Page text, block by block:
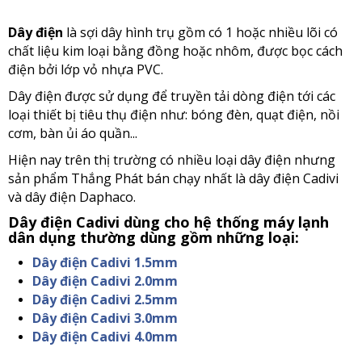
Dây điện là sợi dây hình trụ gồm có 1 hoặc nhiều lõi có
chất liệu kim loại bằng đồng hoặc nhôm, được bọc cách
điện bởi lớp vỏ nhựa PVC.
Dây điện được sử dụng để truyền tải dòng điện tới các
loại thiết bị tiêu thụ điện như: bóng đèn, quạt điện, nồi
cơm, bàn ủi áo quần...
Hiện nay trên thị trường có nhiều loại dây điện nhưng
sản phẩm Thắng Phát bán chạy nhất là dây điện Cadivi
và dây điện Daphaco.
Dây điện Cadivi dùng cho hệ thống máy lạnh
dân dụng thường dùng gồm những loại:
Dây điện Cadivi 1.5mm
Dây điện Cadivi 2.0mm
Dây điện Cadivi 2.5mm
Dây điện Cadivi 3.0mm
Dây điện Cadivi 4.0mm